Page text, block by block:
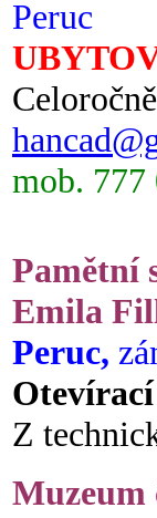
Peruc
Celoročně
mob. 777
Pamětní
Emila
Peruc,
Z
Muzeum